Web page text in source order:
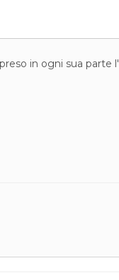
in ogni sua parte l'